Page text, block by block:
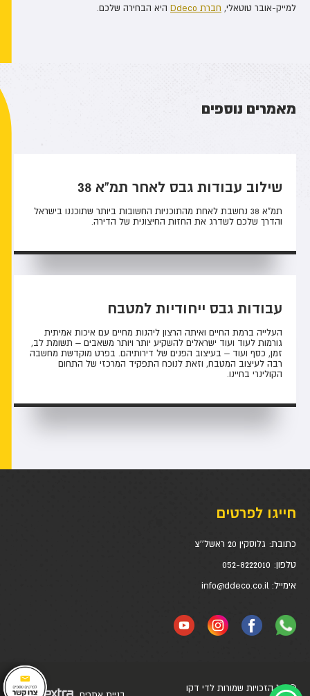
למייק-אובר טוטאלי, חברת Ddeco היא הבחירה שלכם.
מאמרים נוספים
שילוב עבודות גבס לאחר תמ"א 38
תמ"א 38 נחשבת לאחת מהתוכניות החשובות ביותר שתוכננו בישראל
והדרך שלכם לשדרג את החזות החיצונית של הדירה.
עבודות גבס ייחודיות למטבח
העלייה ברמת החיים ואיתה הרצון ליהנות מחיים עם איכות אמיתית
גורמות לעוד ועוד ישראלים להשקיע יותר ויותר משאבים – תשומת לב,
זמן, כסף ועוד – בעיצוב הפנים של דירותיהם. בפרט מוקדשת מחשבה
רבה לעיצוב המטבח, וזאת לנוכח התפקיד המרכזי של התחום
הקולינרי בחיינו.
חייגו לפרטים
כתובת: גלוסקין 20 ראשל''צ
טלפון: 052-8222010
אימייל:info@ddeco.co.il
© כל הזכויות שמורות לדי דקו